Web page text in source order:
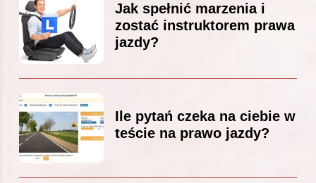
Jak spełnić marzenia i
zostać instruktorem prawa
jazdy?
Ile pytań czeka na ciebie w
teście na prawo jazdy?